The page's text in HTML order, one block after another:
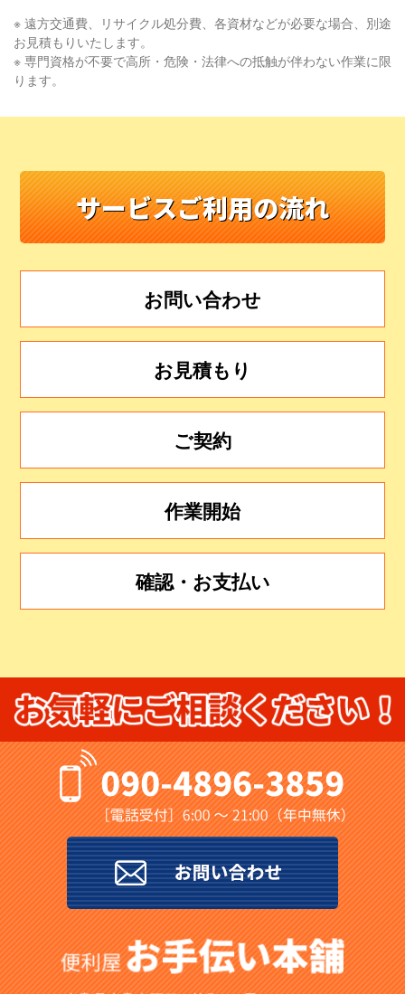
※ 遠方交通費、リサイクル処分費、各資材などが必要な場合、別途
お見積もりいたします。
※ 専門資格が不要で高所・危険・法律への抵触が伴わない作業に限
ります。
サービスご利用の流れ
お問い合わせ
お見積もり
ご契約
作業開始
確認・お支払い